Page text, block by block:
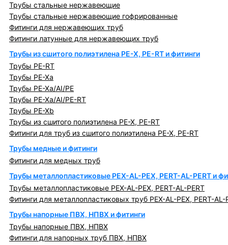
Трубы стальные нержавеющие
Трубы стальные нержавеющие гофрированные
Фитинги для нержавеющих труб
Фитинги латунные для нержавеющих труб
Трубы из сшитого полиэтилена PE-X, PE-RT и фитинги
Трубы PE-RT
Трубы PE-Xa
Трубы PE-Xa/AI/PE
Трубы PE-Xa/AI/PE-RT
Трубы PE-Xb
Трубы из сшитого полиэтилена PE-X, PE-RT
Фитинги для труб из сшитого полиэтилена PE-X, PE-RT
Трубы медные и фитинги
Фитинги для медных труб
Трубы металлопластиковые PEX-AL-PEX, PERT-AL-PERT и
Трубы металлопластиковые PEX-AL-PEX, PERT-AL-PERT
Фитинги для металлопластиковых труб PEX-AL-PEX, PERT-AL-
Трубы напорные ПВХ, НПВХ и фитинги
Трубы напорные ПВХ, НПВХ
Фитинги для напорных труб ПВХ, НПВХ